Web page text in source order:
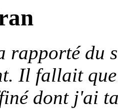
rapporté du
Il fallait
dont j'ai